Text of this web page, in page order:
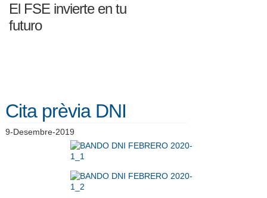
Cita prèvia DNI
9-Desembre-2019